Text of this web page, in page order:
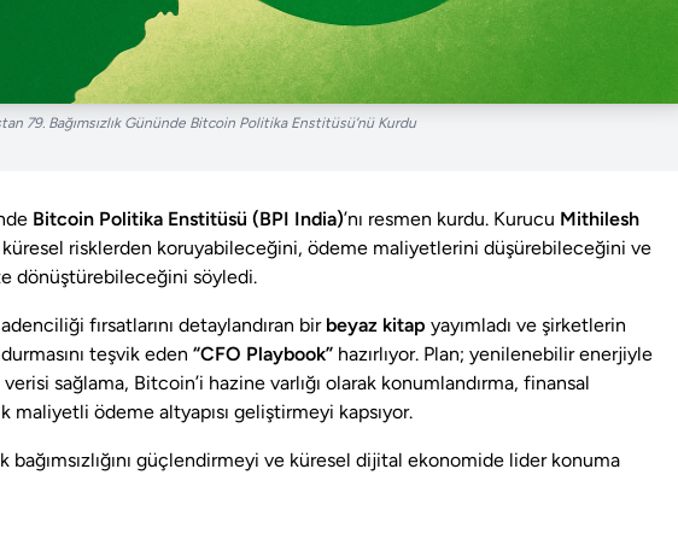
79. Bağımsızlık Gününde Bitcoin Politika Enstitüsü’nü Kurdu
Bitcoin Politika Enstitüsü (BPI India)’nı resmen kurdu. Kurucu Mithilesh
küresel risklerden koruyabileceğini, ödeme maliyetlerini düşürebileceğini ve
dönüştürebileceğini söyledi.
fırsatlarını detaylandıran bir beyaz kitap yayımladı ve şirketlerin
teşvik eden “CFO Playbook” hazırlıyor. Plan; yenilenebilir enerjiyle
sağlama, Bitcoin’i hazine varlığı olarak konumlandırma, finansal
maliyetli ödeme altyapısı geliştirmeyi kapsıyor.
bağımsızlığını güçlendirmeyi ve küresel dijital ekonomide lider konuma